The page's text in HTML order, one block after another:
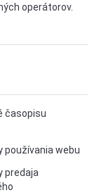
operátorov.
časopisu
používania webu
predaja